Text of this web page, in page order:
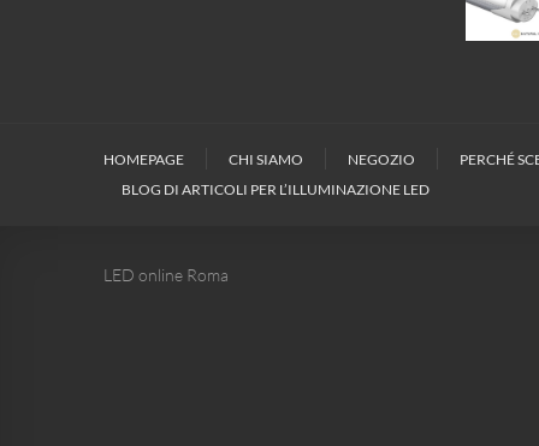
HOMEPAGE CHI SIAMO NEGOZIO PERCHÉ
BLOG DI ARTICOLI PER L’ILLUMINAZIONE LED
LED online Roma